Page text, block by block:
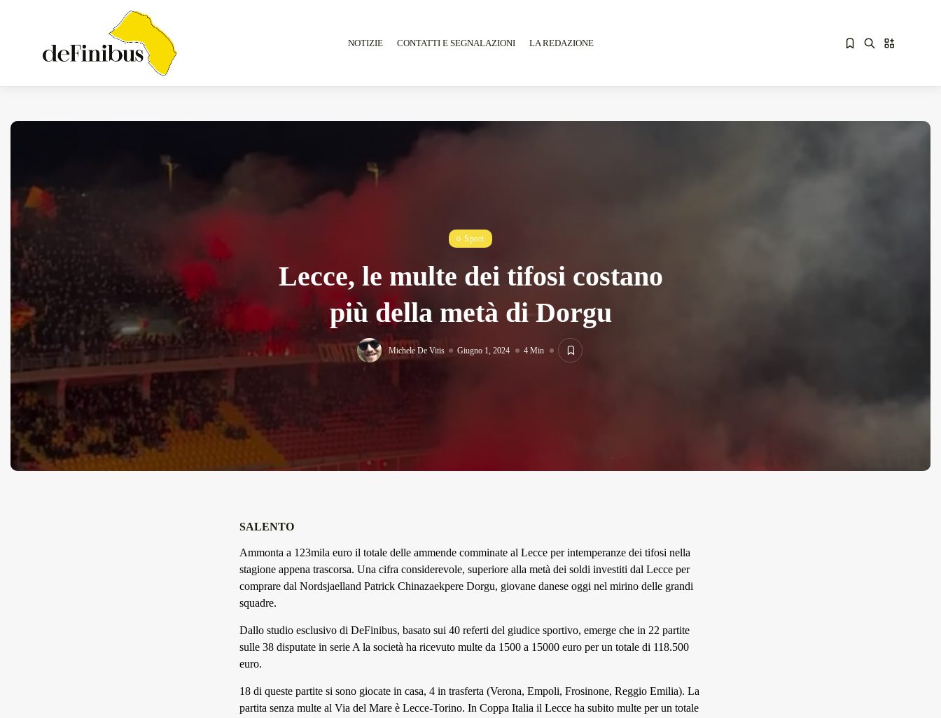
NOTIZIE CONTATTI E SEGNALAZIONI LA REDAZIONE
Iosonouncane A Lecce:
Sport
Lecce, le multe dei tifosi costano
più della metà di Dorgu
Michele De Vitis Giugno 1, 2024 4 Min
SALENTO
Ammonta a 123mila euro il totale delle ammende comminate al Lecce per intemperanze dei tifosi nella
stagione appena trascorsa. Una cifra considerevole, superiore alla metà dei soldi investiti dal Lecce per
comprare dal Nordsjaelland Patrick Chinazaekpere Dorgu, giovane danese oggi nel mirino delle grandi
squadre.
Dallo studio esclusivo di DeFinibus, basato sui 40 referti del giudice sportivo, emerge che in 22 partite
sulle 38 disputate in serie A la società ha ricevuto multe da 1500 a 15000 euro per un totale di 118.500
euro.
18 di queste partite si sono giocate in casa, 4 in trasferta (Verona, Empoli, Frosinone, Reggio Emilia). La
partita senza multe al Via del Mare è Lecce-Torino. In Coppa Italia il Lecce ha subito multe per un totale